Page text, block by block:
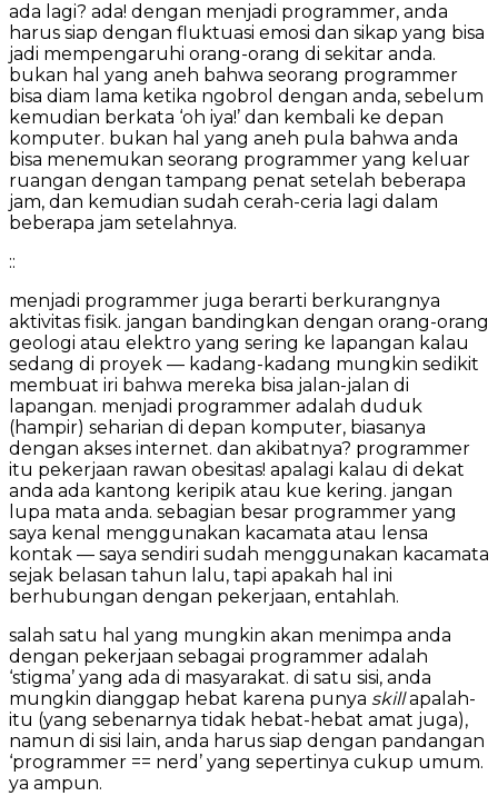
ada lagi? ada! dengan menjadi programmer, anda
harus siap dengan fluktuasi emosi dan sikap yang bisa
jadi mempengaruhi orang-orang di sekitar anda.
bukan hal yang aneh bahwa seorang programmer
bisa diam lama ketika ngobrol dengan anda, sebelum
kemudian berkata ‘oh iya!’ dan kembali ke depan
komputer. bukan hal yang aneh pula bahwa anda
bisa menemukan seorang programmer yang keluar
ruangan dengan tampang penat setelah beberapa
jam, dan kemudian sudah cerah-ceria lagi dalam
beberapa jam setelahnya.
::
menjadi programmer juga berarti berkurangnya
aktivitas fisik. jangan bandingkan dengan orang-orang
geologi atau elektro yang sering ke lapangan kalau
sedang di proyek — kadang-kadang mungkin sedikit
membuat iri bahwa mereka bisa jalan-jalan di
lapangan. menjadi programmer adalah duduk
(hampir) seharian di depan komputer, biasanya
dengan akses internet. dan akibatnya? programmer
itu pekerjaan rawan obesitas! apalagi kalau di dekat
anda ada kantong keripik atau kue kering. jangan
lupa mata anda. sebagian besar programmer yang
saya kenal menggunakan kacamata atau lensa
kontak — saya sendiri sudah menggunakan kacamata
sejak belasan tahun lalu, tapi apakah hal ini
berhubungan dengan pekerjaan, entahlah.
salah satu hal yang mungkin akan menimpa anda
dengan pekerjaan sebagai programmer adalah
‘stigma’ yang ada di masyarakat. di satu sisi, anda
mungkin dianggap hebat karena punya skillapalah-
itu (yang sebenarnya tidak hebat-hebat amat juga),
namun di sisi lain, anda harus siap dengan pandangan
‘programmer == nerd’ yang sepertinya cukup umum.
ya ampun.